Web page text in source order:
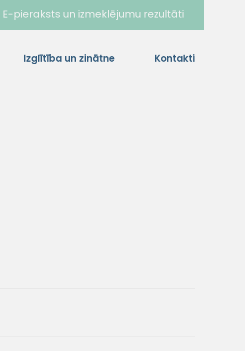
E-pieraksts un izmeklējumu rezultāti
Izglītība un zinātne Kontakti